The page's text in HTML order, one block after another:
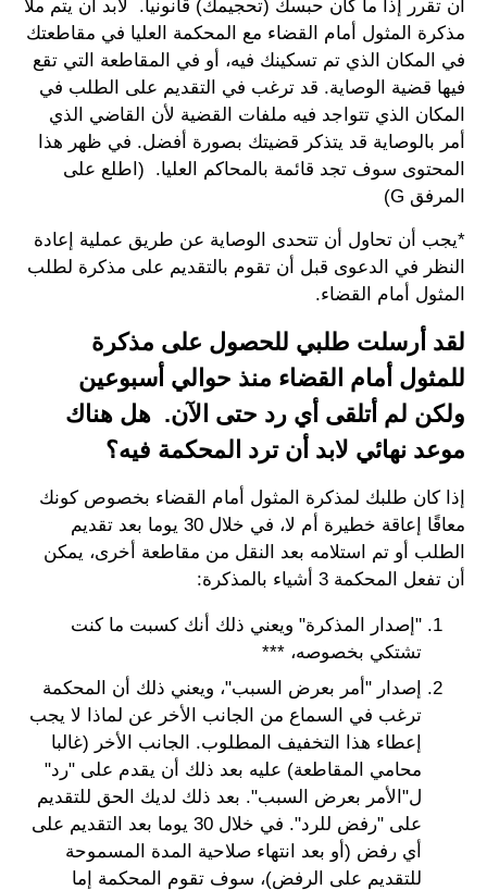
أن تقرر إذا ما كان حبسك (تحجيمك) قانونيا. لابد أن يتم ملأ
مذكرة المثول أمام القضاء مع المحكمة العليا في مقاطعتك
في المكان الذي تم تسكينك فيه، أو في المقاطعة التي تقع
فيها قضية الوصاية. قد ترغب في التقديم على الطلب في
المكان الذي تتواجد فيه ملفات القضية لأن القاضي الذي
أمر بالوصاية قد يتذكر قضيتك بصورة أفضل. في ظهر هذا
المحتوى سوف تجد قائمة بالمحاكم العليا. (اطلع على
المرفق G)
*يجب أن تحاول أن تتحدى الوصاية عن طريق عملية إعادة
النظر في الدعوى قبل أن تقوم بالتقديم على مذكرة لطلب
المثول أمام القضاء.
لقد أرسلت طلبي للحصول على مذكرة
للمثول أمام القضاء منذ حوالي أسبوعين
ولكن لم أتلقى أي رد حتى الآن. هل هناك
موعد نهائي لابد أن ترد المحكمة فيه؟
إذا كان طلبك لمذكرة المثول أمام القضاء بخصوص كونك
معاقًا إعاقة خطيرة أم لا، في خلال 30 يوما بعد تقديم
الطلب أو تم استلامه بعد النقل من مقاطعة أخرى، يمكن
أن تفعل المحكمة 3 أشياء بالمذكرة:
"إصدار المذكرة" ويعني ذلك أنك كسبت ما كنت
تشتكي بخصوصه، ***
إصدار "أمر بعرض السبب"، ويعني ذلك أن المحكمة
ترغب في السماع من الجانب الأخر عن لماذا لا يجب
إعطاء هذا التخفيف المطلوب. الجانب الأخر (غالبا
محامي المقاطعة) عليه بعد ذلك أن يقدم على "رد"
ل"الأمر بعرض السبب". بعد ذلك لديك الحق للتقديم
على "رفض للرد". في خلال 30 يوما بعد التقديم على
أي رفض (أو بعد انتهاء صلاحية المدة المسموحة
للتقديم على الرفض)، سوف تقوم المحكمة إما